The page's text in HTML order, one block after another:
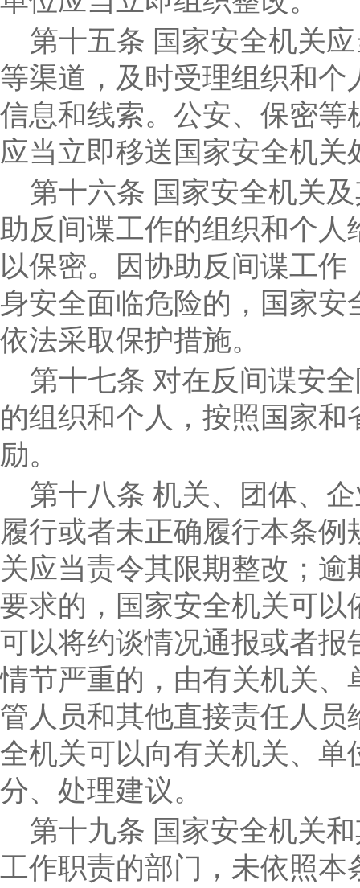
第十五条 国家安全机关
等渠道，及时受理组织和
信息和线索。公安、保密
应当立即移送国家安全机关
第十六条 国家安全机关
助反间谍工作的组织和个
以保密。因协助反间谍工
身安全面临危险的，国家
依法采取保护措施。
第十七条 对在反间谍安
的组织和个人，按照国家
励。
第十八条 机关、团体、
履行或者未正确履行本条
关应当责令其限期整改；
要求的，国家安全机关可
可以将约谈情况通报或者
情节严重的，由有关机关
管人员和其他直接责任人
全机关可以向有关机关、
分、处理建议。
第十九条 国家安全机关
工作职责的部门，未依照